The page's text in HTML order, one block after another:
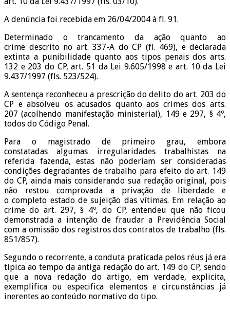
A denúncia foi recebida em 26/04/2004 à fl. 91.
Determinado o trancamento da ação quanto ao
crime descrito no art. 337-A do CP (fl. 469), e declarada
extinta a punibilidade quanto aos tipos penais dos arts.
132 e 203 do CP, art. 51 da Lei 9.605/1998 e art. 10 da Lei
9.437/1997 (fls. 523/524).
A sentença reconheceu a prescrição do delito do art. 203 do
CP e absolveu os acusados quanto aos crimes dos arts.
207 (acolhendo manifestação ministerial), 149 e 297, § 4º,
todos do Código Penal.
Para o magistrado de primeiro grau, embora
constatadas algumas irregularidades trabalhistas na
referida fazenda, estas não poderiam ser consideradas
condições degradantes de trabalho para efeito do art. 149
do CP, ainda mais considerando sua redação original, pois
não restou comprovada a privação de liberdade e
o completo estado de sujeição das vítimas. Em relação ao
crime do art. 297, § 4º, do CP, entendeu que não ficou
demonstrada a intenção de fraudar a Previdência Social
com a omissão dos registros dos contratos de trabalho (fls.
851/857).
Segundo o recorrente, a conduta praticada pelos réus já era
típica ao tempo da antiga redação do art. 149 do CP, sendo
que a nova redação do artigo, em verdade, explicita,
exemplifica ou especifica elementos e circunstâncias já
inerentes ao conteúdo normativo do tipo.